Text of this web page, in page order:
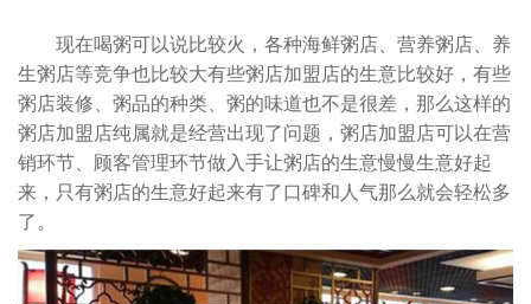
现在喝粥可以说比较火，各种海鲜粥店、营养粥店、养
生粥店等竞争也比较大有些粥店加盟店的生意比较好，有些
粥店装修、粥品的种类、粥的味道也不是很差，那么这样的
粥店加盟店纯属就是经营出现了问题，粥店加盟店可以在营
销环节、顾客管理环节做入手让粥店的生意慢慢生意好起
来，只有粥店的生意好起来有了口碑和人气那么就会轻松多
了。